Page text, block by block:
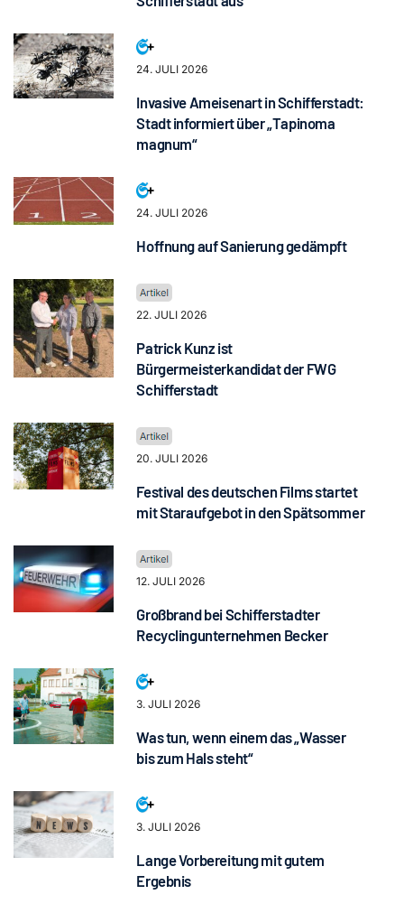
24. JULI 2026
Invasive Ameisenart in Schifferstadt:
Stadt informiert über „Tapinoma
magnum“
24. JULI 2026
Hoffnung auf Sanierung gedämpft
22. JULI 2026
Patrick Kunz ist
Bürgermeisterkandidat der FWG
Schifferstadt
20. JULI 2026
Festival des deutschen Films startet
mit Staraufgebot in den Spätsommer
12. JULI 2026
Großbrand bei Schifferstadter
Recyclingunternehmen Becker
3. JULI 2026
Was tun, wenn einem das „Wasser
bis zum Hals steht“
3. JULI 2026
Lange Vorbereitung mit gutem
Ergebnis